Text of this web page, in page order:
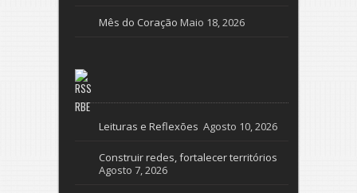
Mês do Coração Maio 18, 2026
RBE
Leituras e Reflexões Agosto 10, 2026
Construir redes, fortalecer territórios
Agosto 7, 2026